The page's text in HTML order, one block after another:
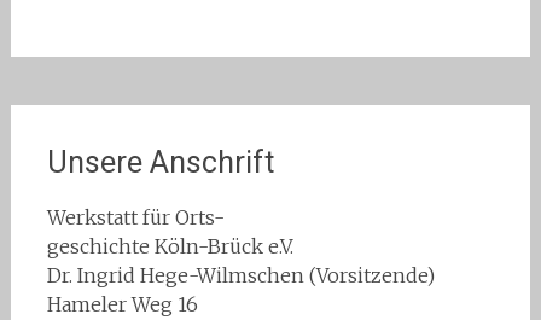
Unsere Anschrift
Werkstatt für Orts-
geschichte Köln-Brück e.V.
Dr. Ingrid Hege-Wilmschen (Vorsitzende)
Hameler Weg 16